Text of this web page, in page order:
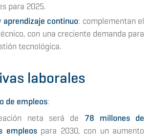
para 2025.
aprendizaje continuo: complementan el
con una creciente demanda para
tecnológica​.
laborales
de empleos:
neta será de 78 millones de
empleospara 2030, con un aumento